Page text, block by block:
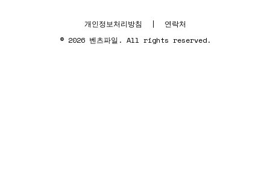
개인정보처리방침 |
연락처
© 2026 벤츠파일. All rights reserved.